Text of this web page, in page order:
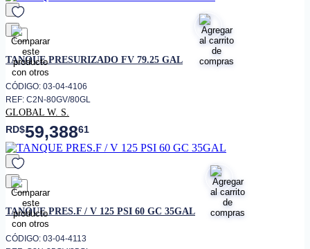
favorito
TANQUE PRESURIZADO FV 79.25 GAL
CÓDIGO: 03-04-4106
REF: C2N-80GV/80GL
GLOBAL W. S.
RD$59,38861
favorito
TANQUE PRES.F / V 125 PSI 60 GC 35GAL
CÓDIGO: 03-04-4113